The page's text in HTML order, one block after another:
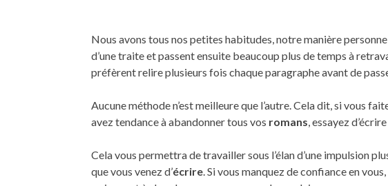
Nous avons tous nos petites habitudes, notre manière
d’une traite et passent ensuite beaucoup plus de temps à
préfèrent relire plusieurs fois chaque paragraphe avant de
Aucune méthode n’est meilleure que l’autre. Cela dit, si vous
avez tendance à abandonner tous vos romans , essayez
Cela vous permettra de travailler sous l’élan d’une impulsion
que vous venez d’écrire . Si vous manquez de confiance en